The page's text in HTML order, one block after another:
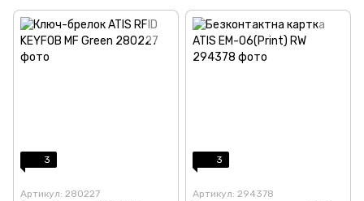
3
Артикул: 280227
3
Артикул: 294378